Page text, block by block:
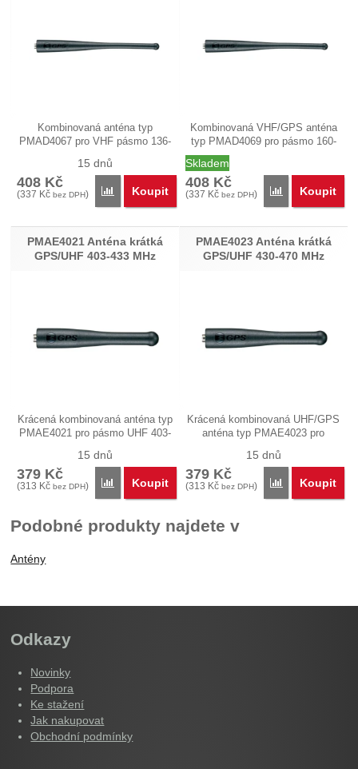
Kombinovaná anténa typ
PMAD4067 pro VHF pásmo 136-
15 dnů
408 Kč
(337 Kč bez DPH) Porovnat
Koupit
Kombinovaná VHF/GPS anténa
typ PMAD4069 pro pásmo 160-
Skladem
408 Kč
(337 Kč bez DPH) Porovnat
Koupit
PMAE4021 Anténa krátká
GPS/UHF 403-433 MHz
Krácená kombinovaná anténa typ
PMAE4021 pro pásmo UHF 403-
15 dnů
379 Kč
(313 Kč bez DPH) Porovnat
Koupit
PMAE4023 Anténa krátká
GPS/UHF 430-470 MHz
Krácená kombinovaná UHF/GPS
anténa typ PMAE4023 pro
15 dnů
379 Kč
(313 Kč bez DPH) Porovnat
Koupit
Podobné produkty najdete v
Antény
Odkazy
Novinky
Podpora
Ke stažení
Jak nakupovat
Obchodní podmínky